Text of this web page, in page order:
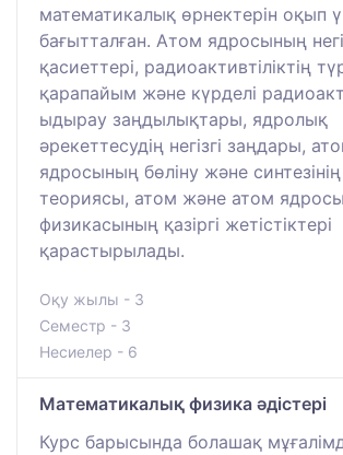
математикалық өрнектерін оқып
бағытталған. Атом ядросының
қасиеттері, радиоактивтіліктің
қарапайым және күрделі
ыдырау заңдылықтары, ядролық
әрекеттесудің негізгі заңдары,
ядросының бөліну және
теориясы, атом және атом ядросы
физикасының қазіргі жетістіктері
қарастырылады.
Оқу жылы - 3
Семестр - 3
Несиелер - 6
Математикалық физика әдістері
Курс барысында болашақ